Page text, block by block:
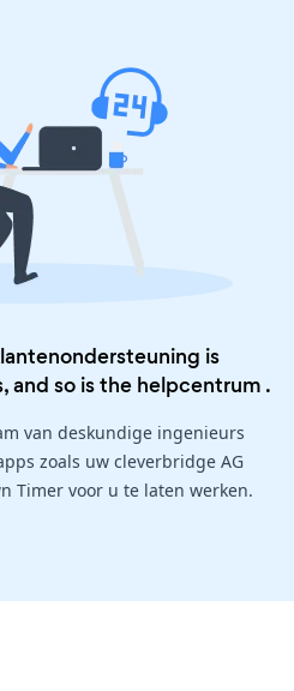
is
and so is the helpcentrum .
van deskundige ingenieurs
zoals uw cleverbridge AG
Timer voor u te laten werken.